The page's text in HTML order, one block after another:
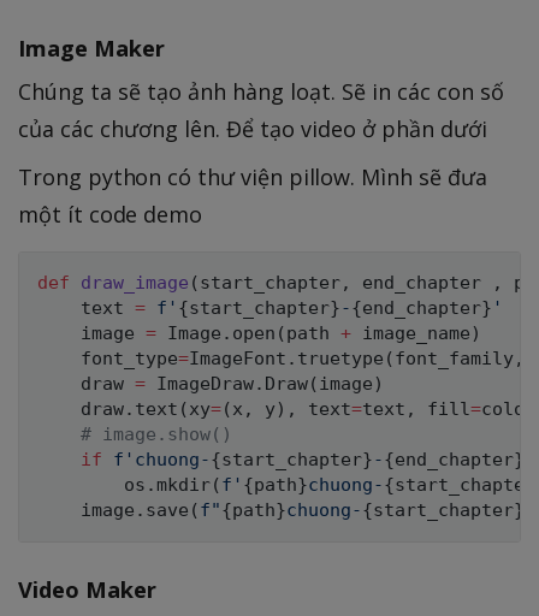
Image Maker
Chúng ta sẽ tạo ảnh hàng loạt. Sẽ in các con số
của các chương lên. Để tạo video ở phần dưới
Trong python có thư viện pillow. Mình sẽ đưa
một ít code demo
def draw_image ( start_chapter, end_chapter ,
    text
= f' {start_chapter}-{end_chapter} '
    image
= Image . open ( path + image_name )
    font_type
=ImageFont . truetype ( font_family,
    draw
= ImageDraw. Draw( image )
    draw
. text ( xy=( x , y) , text=text , fill=color
# image.show()
if
f'chuong-{start_chapter}-{end_chapter}
        os
. mkdir( f' {path}chuong-{start_chapter
    image
. save ( f"{path}chuong-{start_chapter}
Video Maker